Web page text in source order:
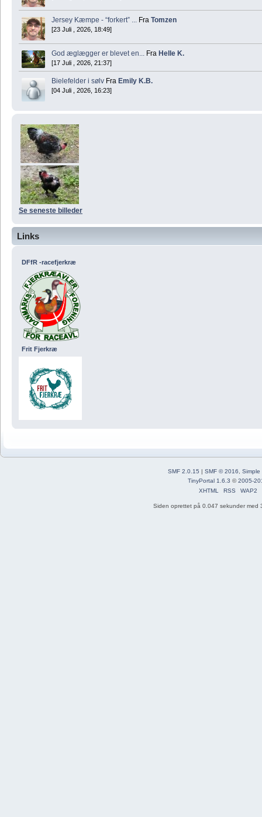
Jersey Kæmpe - “forkert” ... Fra Tomzen
[23 Juli , 2026, 18:49]
God æglægger er blevet en... Fra Helle K.
[17 Juli , 2026, 21:37]
Bielefelder i sølv Fra Emily K.B.
[04 Juli , 2026, 16:23]
Se seneste billeder
Links
DFfR -racefjerkræ
Frit Fjerkræ
SMF 2.0.15 | SMF © 2016
Simple
TinyPortal 1.6.3 ©2005-
XHTML
RSS WAP2
Siden oprettet på 0.047 sekunder med